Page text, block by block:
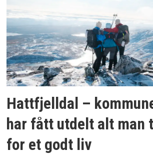
Hattfjelldal –
har fått utdelt alt man
for et godt liv